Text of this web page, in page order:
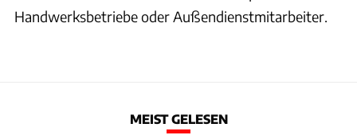
Handwerksbetriebe oder Außendienstmitarbeiter.
MEIST GELESEN